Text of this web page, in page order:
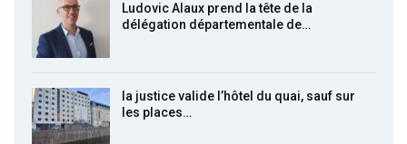
Ludovic Alaux prend la tête de la
délégation départementale de…
la justice valide l’hôtel du quai, sauf sur
les places…